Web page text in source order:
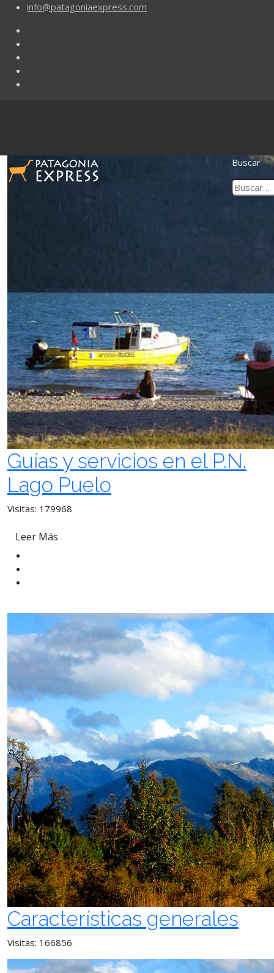
info@patagoniaexpress.com
Buscar
Guías y servicios en el P.N.
Lago Puelo
Visitas: 179968
Leer Más
Características generales
Visitas: 166856